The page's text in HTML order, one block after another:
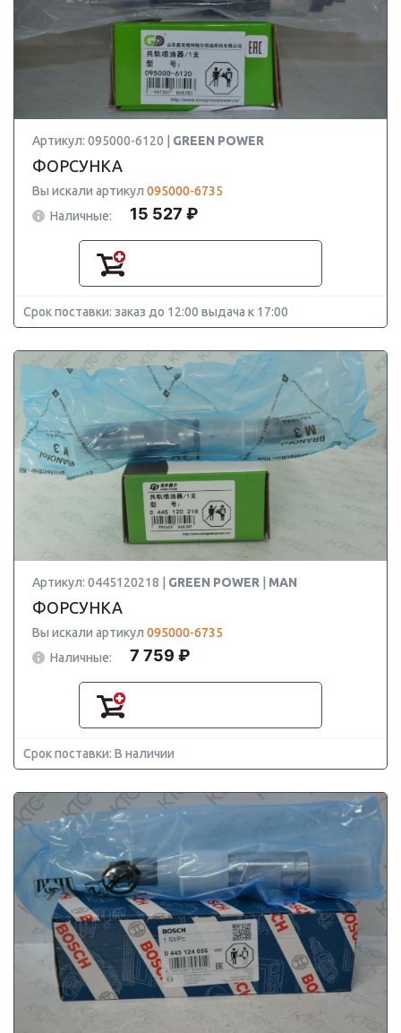
Артикул: 095000-6120 | GREEN POWER
ФОРСУНКА
Вы искали артикул 095000-6735
Наличные:
15 527 ₽
Срок поставки: заказ до 12:00 выдача к 17:00
Артикул: 0445120218 | GREEN POWER MAN
ФОРСУНКА
Вы искали артикул 095000-6735
Наличные:
7 759 ₽
Срок поставки: В наличии